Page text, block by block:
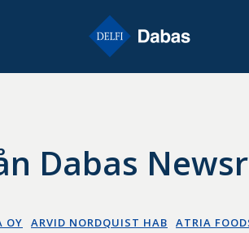
Dabas
OY ARVID NORDQUIST HAB ATRIA